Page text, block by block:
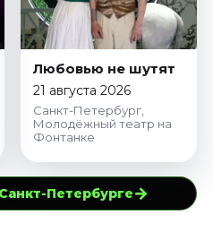
Любовью не шутят
21 августа 2026
Санкт-Петербург,
Молодёжный театр на
Фонтанке
Петербурге→